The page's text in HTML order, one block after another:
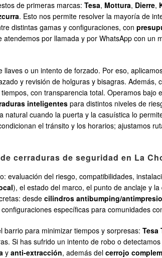
de primeras marcas: Tesa, Mottura, Dierre,
. Esto nos permite resolver la mayoría de
distintas gamas y configuraciones, con
por llamada y por WhatsApp con
o un intento de forzado. Por eso,
y revisión de holguras y bisagras.
con transparencia total. Operamos bajo
inteligentes para distintos niveles de
natural cuando la puerta y la casuística lo
el tránsito y los horarios; ajustamos
cerraduras de seguridad en La
evaluación del riesgo, compatibilidades,
), el estado del marco, el punto de anclaje y la
desde cilindros antibumping/
específicas para comunidades
para minimizar tiempos y sorpresas: Tesa
Si has sufrido un intento de robo o
y anti-extracción, además del cerrojo